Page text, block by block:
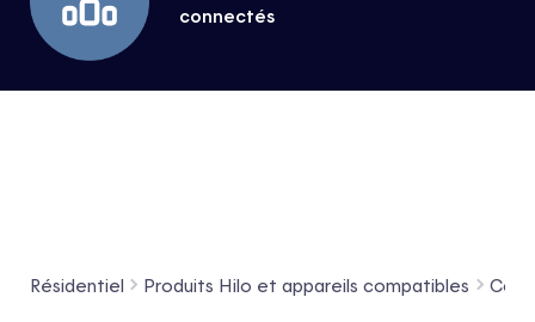
connectés
Résidentiel Produits Hilo et appareils compatibles